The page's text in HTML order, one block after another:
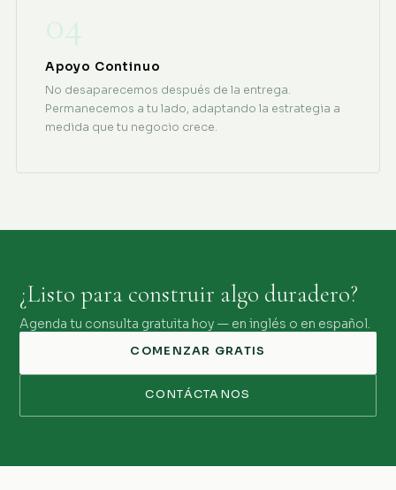
04
Apoyo Continuo
No desaparecemos después de la entrega.
Permanecemos a tu lado, adaptando la estrategia a
medida que tu negocio crece.
¿Listo para construir algo duradero?
Agenda tu consulta gratuita hoy — en inglés o en español.
COMENZAR GRATIS
CONTÁCTANOS